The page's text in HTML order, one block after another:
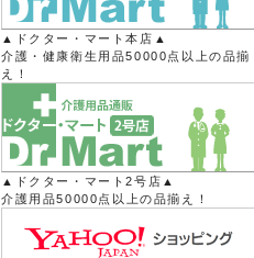
▲ドクター・マート本店▲
介護・健康衛生用品50000点以上の品揃
え！
▲ドクター・マート2号店▲
介護用品50000点以上の品揃え！